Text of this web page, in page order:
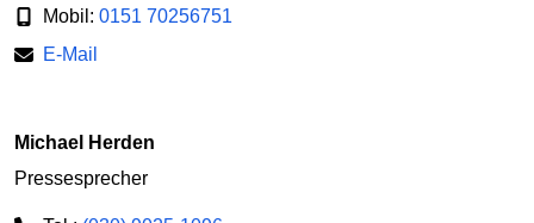
Mobil: 0151 70256751
E-Mail
Michael Herden
Pressesprecher